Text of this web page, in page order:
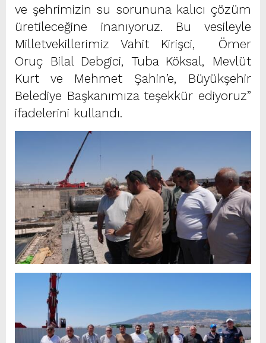
ve şehrimizin su sorununa kalıcı çözüm
üretileceğine inanıyoruz. Bu vesileyle
Milletvekillerimiz Vahit Kirişci, Ömer
Oruç Bilal Debgici, Tuba Köksal, Mevlüt
Kurt ve Mehmet Şahin’e, Büyükşehir
Belediye Başkanımıza teşekkür ediyoruz”
ifadelerini kullandı.